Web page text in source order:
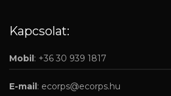
Kapcsolat:
Mobil: +36 30 939 1817
E-mail: ecorps@ecorps.hu